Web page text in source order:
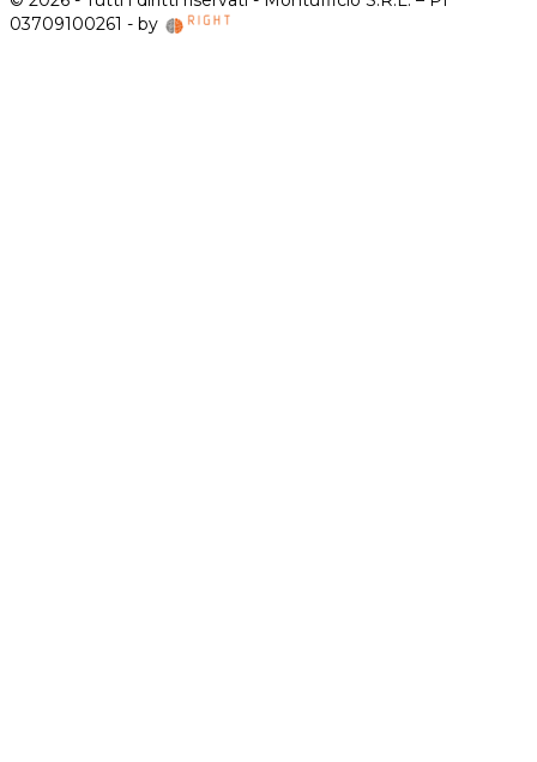
03709100261 - by